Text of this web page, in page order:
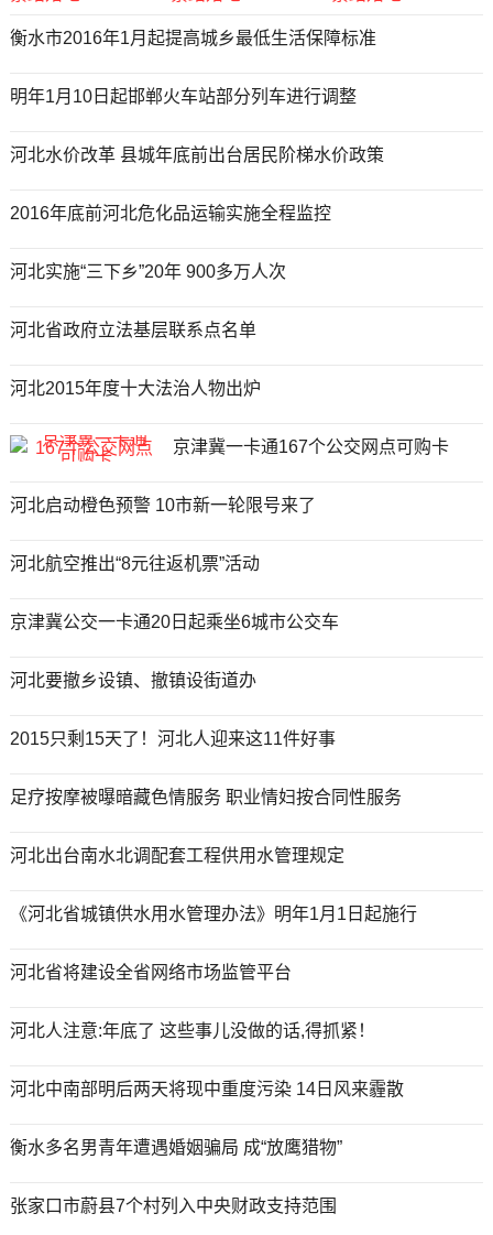
衡水市2016年1月起提高城乡最低生活保障标准
明年1月10日起邯郸火车站部分列车进行调整
河北水价改革 县城年底前出台居民阶梯水价政策
2016年底前河北危化品运输实施全程监控
河北实施“三下乡”20年 900多万人次
河北省政府立法基层联系点名单
河北2015年度十大法治人物出炉
京津冀一卡通167个公交网点可购卡
河北启动橙色预警 10市新一轮限号来了
河北航空推出“8元往返机票”活动
京津冀公交一卡通20日起乘坐6城市公交车
河北要撤乡设镇、撤镇设街道办
2015只剩15天了！河北人迎来这11件好事
足疗按摩被曝暗藏色情服务 职业情妇按合同性服务
河北出台南水北调配套工程供用水管理规定
《河北省城镇供水用水管理办法》明年1月1日起施行
河北省将建设全省网络市场监管平台
河北人注意:年底了 这些事儿没做的话,得抓紧！
河北中南部明后两天将现中重度污染 14日风来霾散
衡水多名男青年遭遇婚姻骗局 成“放鹰猎物”
张家口市蔚县7个村列入中央财政支持范围